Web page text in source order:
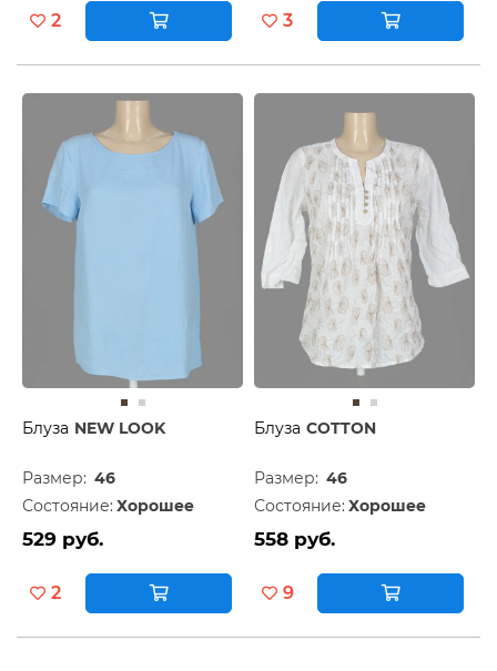
2 3
Блуза NEW LOOK
Размер: 46
Состояние: Хорошее
529 руб.
2
Блуза COTTON
Размер: 46
Состояние: Хорошее
558 руб.
9